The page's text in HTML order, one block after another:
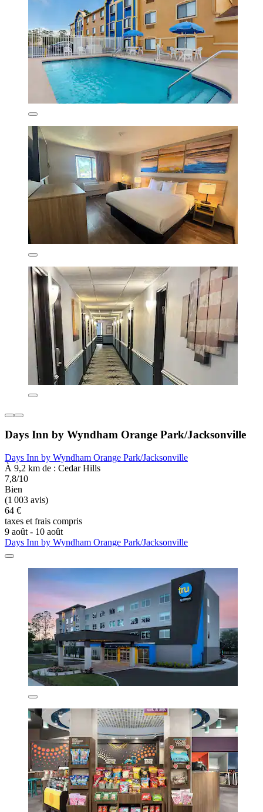
Days Inn by Wyndham Orange Park/Jacksonville
Days Inn by Wyndham Orange Park/Jacksonville
À 9,2 km de : Cedar Hills
7,8/10
Bien
(1 003 avis)
64 €
taxes et frais compris
9 août - 10 août
Days Inn by Wyndham Orange Park/Jacksonville